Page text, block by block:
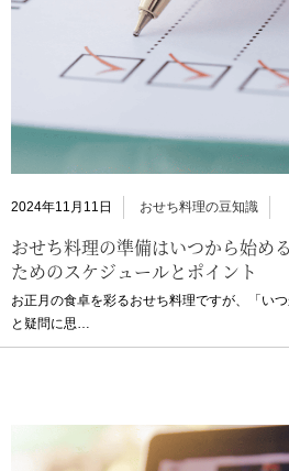
2024年11月11日 おせち料理の豆知識
おせち料理の準備はいつから始め
ためのスケジュールとポイント
お正月の食卓を彩るおせち料理ですが、「い
と疑問に思…